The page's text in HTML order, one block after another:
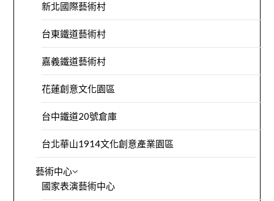
新北國際藝術村
台東鐵道藝術村
嘉義鐵道藝術村
花蓮創意文化園區
台中鐵道20號倉庫
台北華山1914文化創意產業園區
藝術中心
國家表演藝術中心